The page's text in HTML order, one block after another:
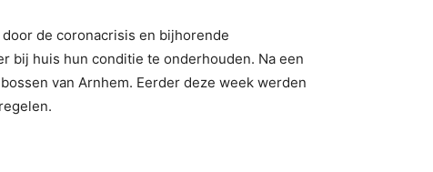
de coronacrisis en bijhorende
bij huis hun conditie te onderhouden. Na een
van Arnhem. Eerder deze week werden